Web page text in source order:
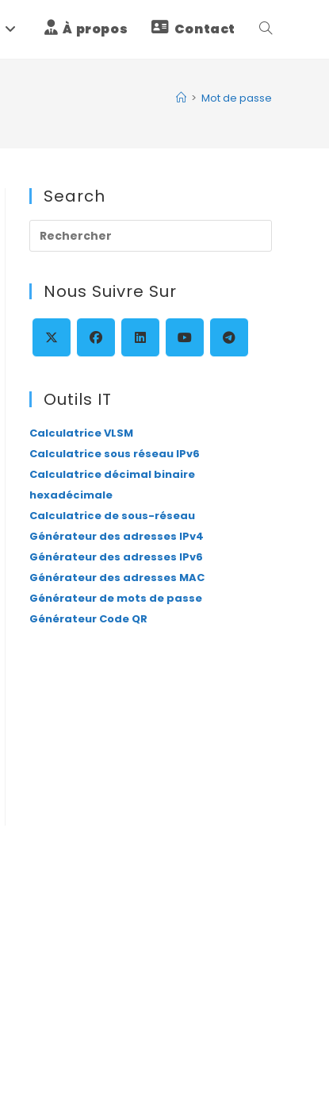
À propos Contact Toggle
> Mot de passe
Search
Escape
Nous Suivre Sur
dans
un
nouvel
onglet
dans
nouvel
onglet
nouvel
onglet onglet
Outils IT
Calculatrice VLSM
Calculatrice sous réseau IPv6
Calculatrice décimal binaire
hexadécimale
Calculatrice de sous-réseau
Générateur des adresses IPv4
Générateur des adresses IPv6
Générateur des adresses MAC
Générateur de mots de passe
Générateur Code QR